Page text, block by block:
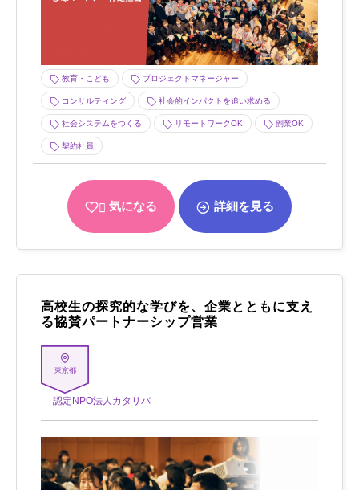
教育・こども プロジェクトマネージャー
コンサルティング 社会的インパクトを追い求める
社会システムをつくる リモートワークOK 副業OK
契約社員
気になる 詳細を見る
高校生の探究的な学びを、企業とともに支え
る協賛パートナーシップ営業
東京都
認定NPO法人カタリバ